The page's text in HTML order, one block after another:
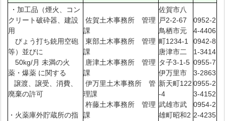
・加工品（煙火、コン
クリート破砕器、建設
用
びょう打ち銃用空砲
等）並びに
50kg/月 未満の火
薬・爆薬 に関する
譲渡、譲受、消費、
廃棄の許可
・火薬庫外貯蔵所の指
佐賀土木事務所 管理
課
東部土木事務所 管理
課
唐津土木事務所 管理
課
伊万里土木事務所 管
理課
杵藤土木事務所 管理
課
佐賀市八
戸2-2-67
鳥栖市元
町1234-1
唐津市二
タ子3-1-5
伊万里市
新天町122
-4
武雄市武
雄町昭和2
0952-2
4-4406
0942-8
1-3414
0955-7
3-2863
0955-2
3-4152
0954-2
2-4235